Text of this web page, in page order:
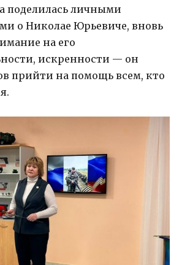
поделилась личными
о Николае Юрьевиче, вновь
на его
искренности — он
прийти на помощь всем, кто